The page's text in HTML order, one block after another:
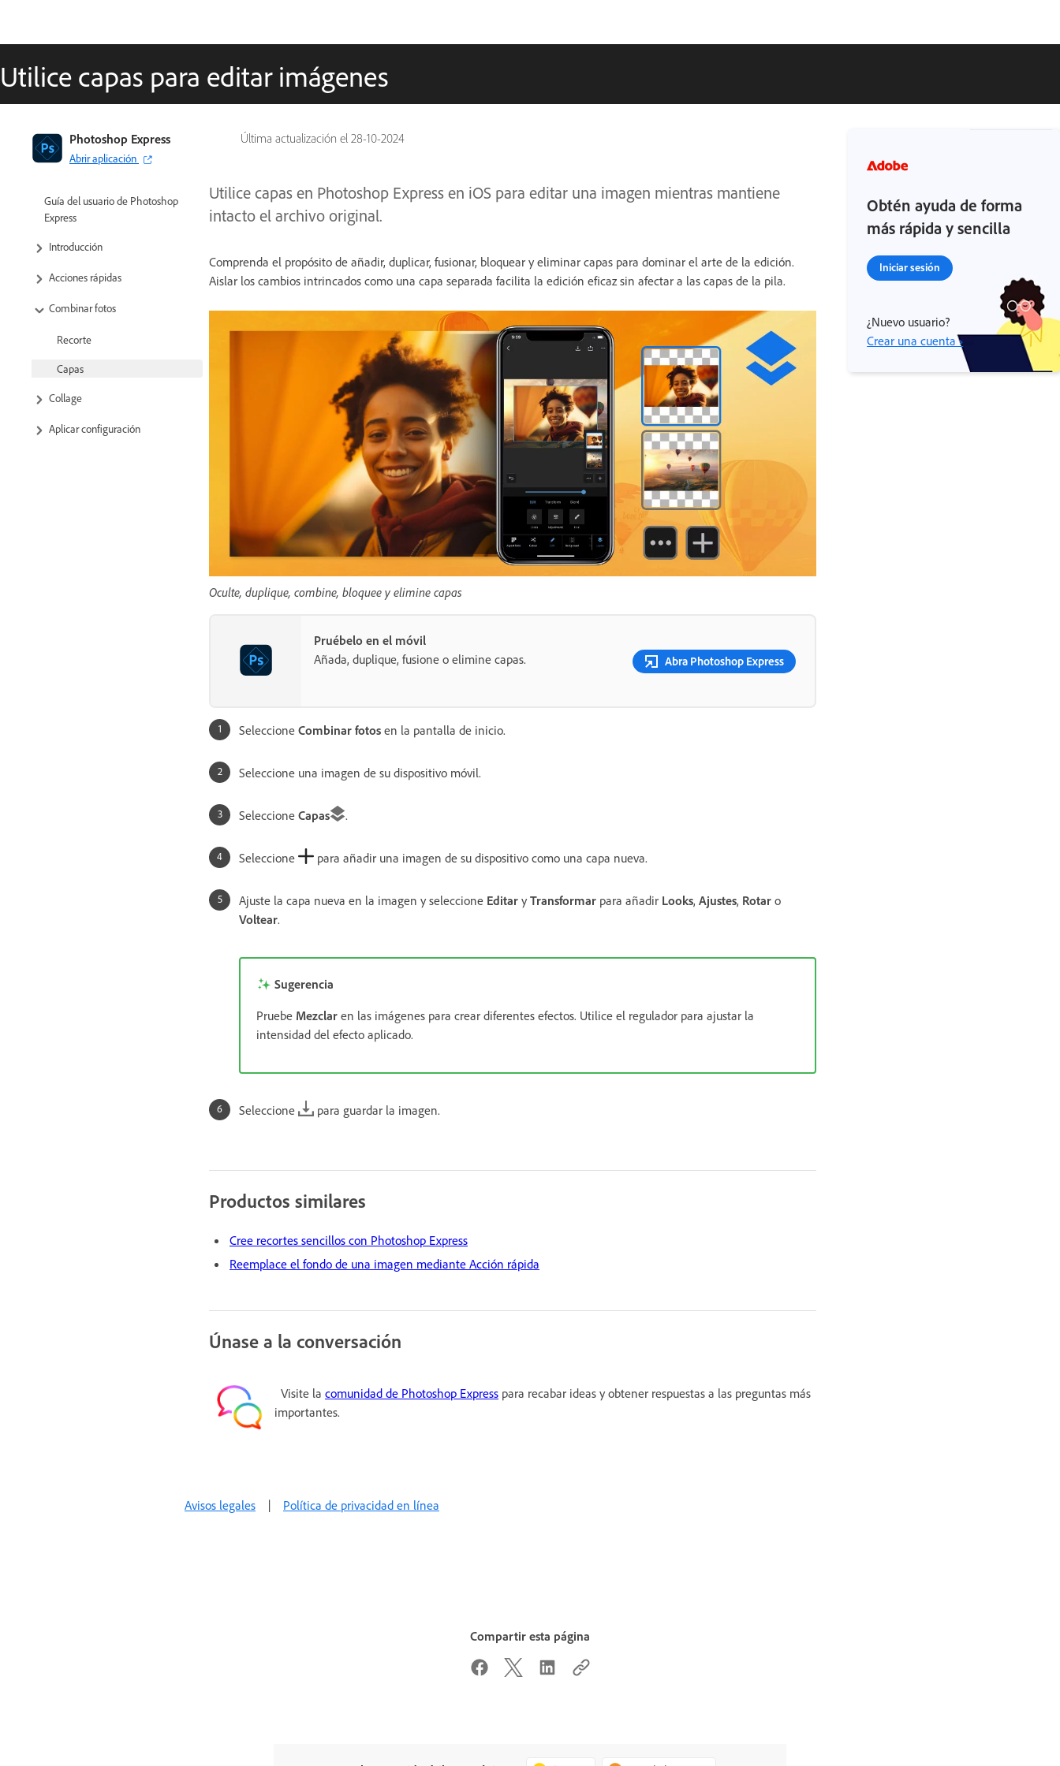
Utilice capas para editar imágenes
Última actualización el 28-10-2024
Photoshop Express
Abrir aplicación
Guía del usuario de Photoshop
Express
Introducción
Acciones rápidas
Combinar fotos
Recorte
Capas
Collage
Aplicar configuración
Utilice capas en Photoshop Express en iOS para editar una imagen mientras mantiene
intacto el archivo original.
Comprenda el propósito de añadir, duplicar, fusionar, bloquear y eliminar capas para dominar el arte de la edición.
Aislar los cambios intrincados como una capa separada facilita la edición eficaz sin afectar a las capas de la pila.
Oculte, duplique, combine, bloquee y elimine capas
Pruébelo en el móvil
Añada, duplique, fusione o elimine capas.
Abra Photoshop Express
Seleccione Combinar fotos en la pantalla de inicio.
Seleccione una imagen de su dispositivo móvil.
Seleccione Capas .
Seleccione para añadir una imagen de su dispositivo como una capa nueva.
Ajuste la capa nueva en la imagen y seleccione Editar y Transformar para añadir Looks, Ajustes, Rotar o
Voltear.
Sugerencia
Pruebe Mezclar en las imágenes para crear diferentes efectos. Utilice el regulador para ajustar la
intensidad del efecto aplicado.
Seleccione para guardar la imagen.
Productos similares
Cree recortes sencillos con Photoshop Express
Reemplace el fondo de una imagen mediante Acción rápida
Únase a la conversación
Visite la comunidad de Photoshop Express para recabar ideas y obtener respuestas a las preguntas más
importantes.
Obtén ayuda de forma
más rápida y sencilla
Iniciar sesión
¿Nuevo usuario?
Crear una cuenta ›
Avisos legales | Política de privacidad en línea
Compartir esta página